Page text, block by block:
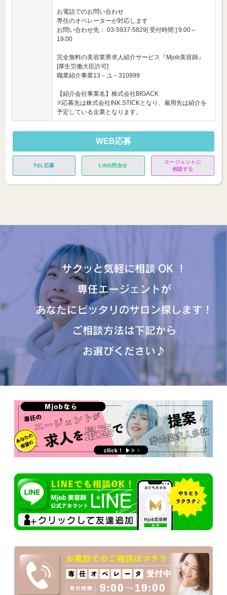
お電話でのお問い合わせ
専任のオペレーターが対応します
お問い合わせ先： 03-5937-5829[ 受付時間 ] 9:00～
19:00
完全無料の美容業界求人紹介サービス『Mjob美容師』
[厚生労働大臣許可]
職業紹介事業13－ユ－310999
【紹介会社事業名】株式会社BIGACK
※応募先は株式会社INK.STICKとなり、雇用先は紹介を
予定している企業となります。
WEB応募
TEL応募 LINE問合せ
エージェントに
相談する